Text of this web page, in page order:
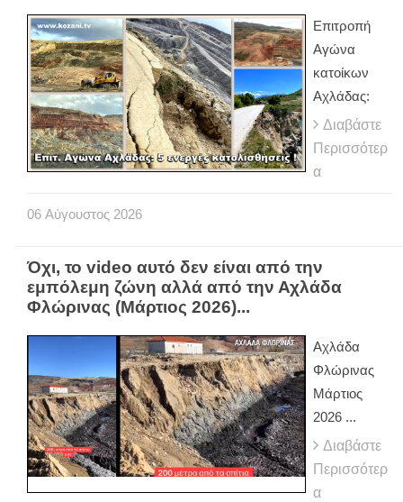
Eπιτροπή
Αγώνα
κατοίκων
Αχλάδας:
Διαβάστε
Περισσότερ
α
06 Αύγουστος 2026
Όχι, το video αυτό δεν είναι από την
εμπόλεμη ζώνη αλλά από την Αχλάδα
Φλώρινας (Μάρτιος 2026)...
Αχλάδα
Φλώρινας
Μάρτιος
2026 ...
Διαβάστε
Περισσότερ
α